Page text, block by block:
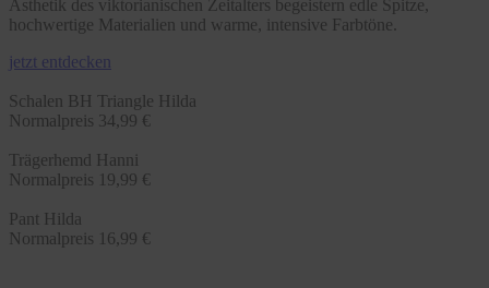
Ästhetik des viktorianischen Zeitalters begeistern edle Spitze,
hochwertige Materialien und warme, intensive Farbtöne.
jetzt entdecken
Schalen BH Triangle Hilda
Normalpreis 34,99 €
Trägerhemd Hanni
Normalpreis 19,99 €
Pant Hilda
Normalpreis 16,99 €